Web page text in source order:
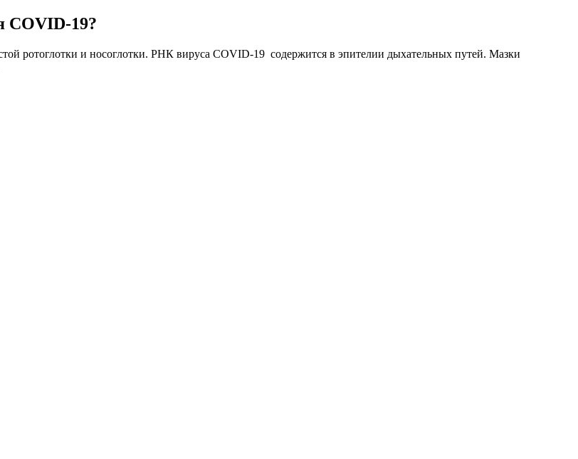
COVID-19?
ротоглотки и носоглотки. РНК вируса COVID-19 содержится в эпителии дыхательных путей. Мазки